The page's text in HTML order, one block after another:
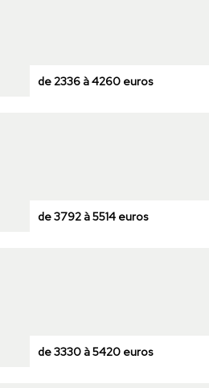
de 2336 à 4260 euros
de 3792 à 5514 euros
de 3330 à 5420 euros